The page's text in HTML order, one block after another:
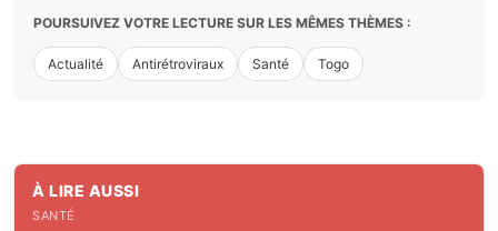
POURSUIVEZ VOTRE LECTURE SUR LES MÊMES THÈMES :
Actualité Antirétroviraux Santé Togo
À LIRE AUSSI
SANTÉ